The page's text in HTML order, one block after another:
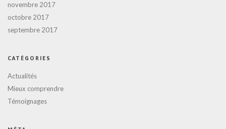
novembre 2017
octobre 2017
septembre 2017
CATÉGORIES
Actualités
Mieux comprendre
Témoignages